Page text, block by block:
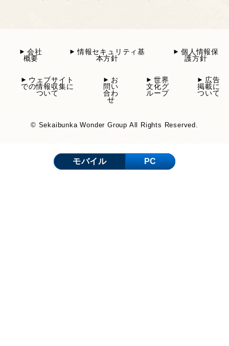
会社
概要
情報セキュリティ基
本方針
個人情報保
護方針
ウェブサイト
での情報収集に
ついて
お
問い
合わ
せ
世界
文化グ
ループ
広告
掲載に
ついて
© Sekaibunka Wonder Group All Rights Reserved.
モバイル PC